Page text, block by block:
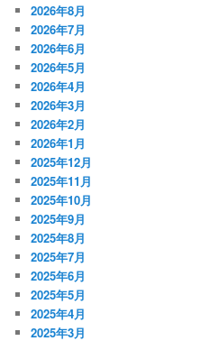
2026年8月
2026年7月
2026年6月
2026年5月
2026年4月
2026年3月
2026年2月
2026年1月
2025年12月
2025年11月
2025年10月
2025年9月
2025年8月
2025年7月
2025年6月
2025年5月
2025年4月
2025年3月